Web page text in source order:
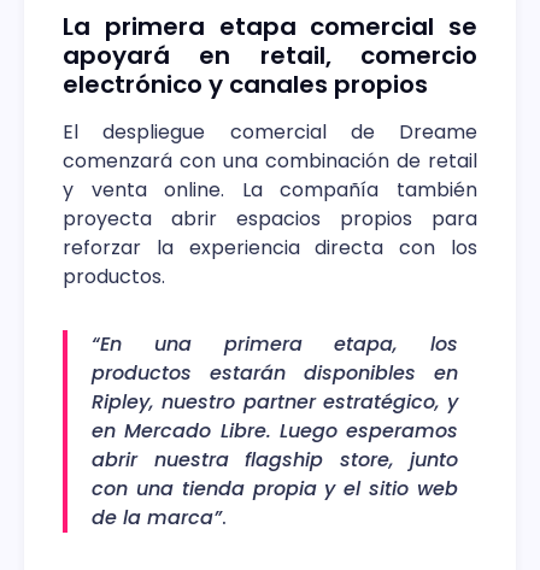
La primera etapa comercial se
apoyará en retail, comercio
electrónico y canales propios
El despliegue comercial de Dreame
comenzará con una combinación de retail
y venta online. La compañía también
proyecta abrir espacios propios para
reforzar la experiencia directa con los
productos.
“En una primera etapa, los
productos estarán disponibles en
Ripley, nuestro partner estratégico, y
en Mercado Libre. Luego esperamos
abrir nuestra flagship store, junto
con una tienda propia y el sitio web
de la marca”.